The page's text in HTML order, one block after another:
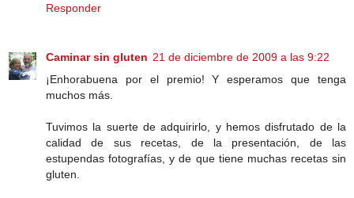
Responder
Caminar sin gluten 21 de diciembre de 2009 a las 9:22
¡Enhorabuena por el premio! Y esperamos que tenga
muchos más.
Tuvimos la suerte de adquirirlo, y hemos disfrutado de la
calidad de sus recetas, de la presentación, de las
estupendas fotografías, y de que tiene muchas recetas sin
gluten.